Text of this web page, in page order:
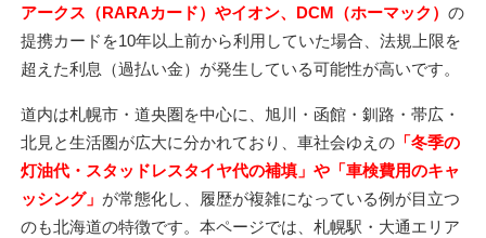
アークス（RARAカード）やイオン、DCM（ホーマック） の
提携カードを10年以上前から利用していた場合、法規上限を
超えた利息（過払い金）が発生している可能性が高いです。
道内は札幌市・道央圏を中心に、旭川・函館・釧路・帯広・
北見と生活圏が広大に分かれており、車社会ゆえの「冬季の
灯油代・スタッドレスタイヤ代の補填」や「車検費用のキャ
ッシング」 が常態化し、履歴が複雑になっている例が目立つ
のも北海道の特徴です。本ページでは、札幌駅・大通エリア